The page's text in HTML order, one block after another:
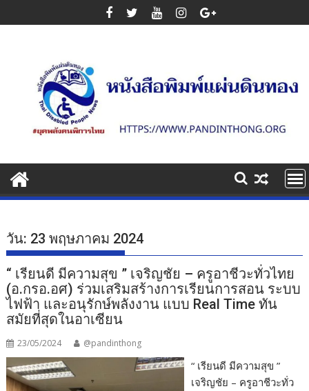
to
วัน: 23 พฤษภาคม 2024
“ เรียนดี มีความสุข ” เจริญชัย – ครูอาชีวะทั่วไทย
(อ.กรอ.อศ) ร่วมเสริมสร้างการเรียนการสอน ระบบ
ไฟฟ้า และอนุรักษ์พลังงาน แบบ Real Time ทัน
สมัยที่สุดในอาเซียน
23/05/2024 @pandinthong
“ เรียนดี มีความสุข ”
เจริญชัย – ครูอาชีวะทั่ว